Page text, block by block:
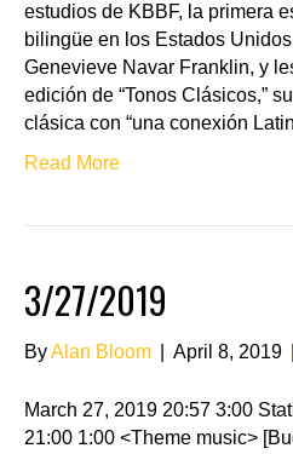
estudios de KBBF, la primera
bilingüe en los Estados
Genevieve Navar Franklin, y
edición de “Tonos Clásicos,”
clásica con “una conexión
Read More
3/27/2019
ByAlan Bloom April 8, 2019
March 27, 2019 20:57 3:00
21:00 1:00 <Theme music>